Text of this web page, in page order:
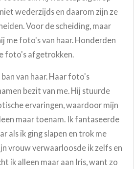
wederzijds en daarom zijn ze
Voor de scheiding, maar
me foto's van haar. Honderden
foto's afgetrokken.
van haar. Haar foto's
bezit van me. Hij stuurde
ervaringen, waardoor mijn
maar toenam. Ik fantaseerde
als ik ging slapen en trok me
vrouw verwaarloosde ik zelfs en
ik alleen maar aan Iris, want zo